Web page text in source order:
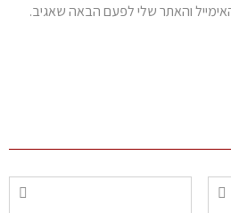
והאתר שלי לפעם הבאה שאגיב.